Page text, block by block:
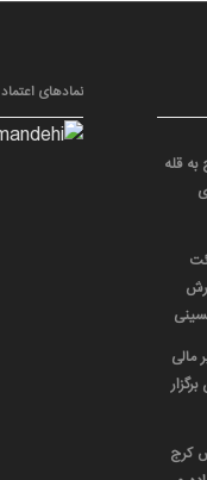
به قله
مالی
کرج
نمادهای اعتماد